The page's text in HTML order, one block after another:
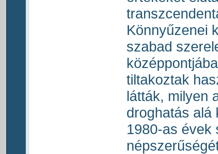
Könnyűzenei
szabad
tiltakoztak
látták, milyen
droghatás alá
1980-as évek